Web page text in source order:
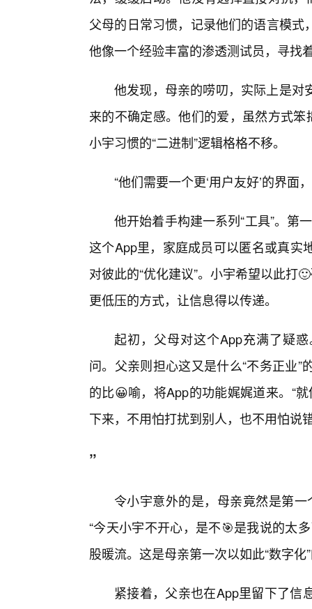
父母的日常习惯，记录他们的语言模
他像一个经验丰富的渗透测试员，寻找
他发现，母亲的唠叨，实际上是对
来的不确定感。他们的爱，虽然方式
小宇习惯的“二进制”逻辑格格不移。
“他们需要一个更‘用户友好’的界面
他开始着手构建一系列“工具”。第
这个App里，家庭成员可以匿名或真实
对彼此的“优化建议”。小宇希望以此打
更低压的方式，让信息得以传递。
起初，父母对这个App充满了疑
问。父亲则担心这又是什么“不务正业
的比😀喻，将App的功能娓娓道来。“
下来，不用怕打扰到别人，也不用怕说
”
令小宇意外的是，母亲竟然是第
“今天小宇不开心，是不🎯是我说的太
股暖流。这是母亲第一次以如此“数字
紧接着，父亲也在App里留下了信